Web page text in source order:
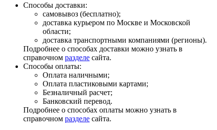
Способы доставки:
самовывоз (бесплатно);
доставка курьером по Москве и Московской
области;
доставка транспортными компаниями (регионы).
Подробнее о способах доставки можно узнать в
справочном разделе сайта.
Способы оплаты:
Оплата наличными;
Оплата пластиковыми картами;
Безналичный расчет;
Банковский перевод.
Подробнее о способах оплаты можно узнать в
справочном разделе сайта.